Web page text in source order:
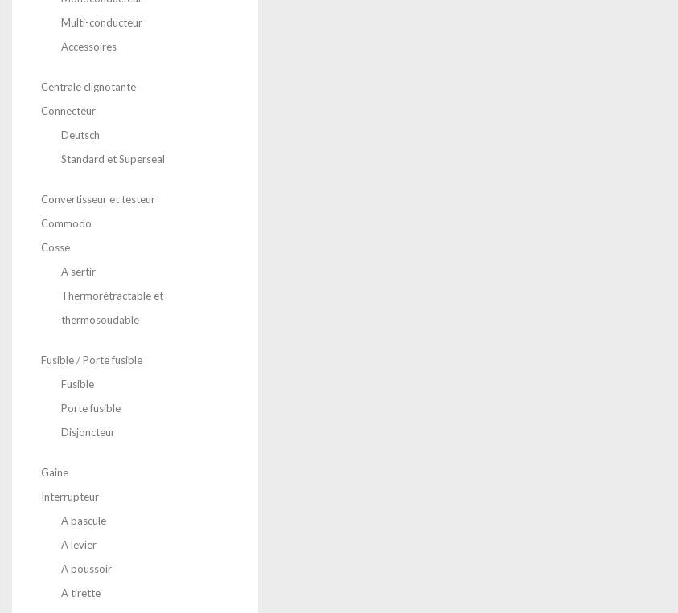
Multi-conducteur
Accessoires
Centrale clignotante
Connecteur
Deutsch
Standard et Superseal
Convertisseur et testeur
Commodo
Cosse
A sertir
Thermorétractable et
thermosoudable
Fusible / Porte fusible
Fusible
Porte fusible
Disjoncteur
Gaine
Interrupteur
A bascule
A levier
A poussoir
A tirette